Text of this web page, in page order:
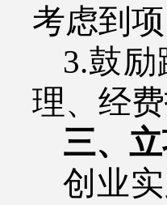
考虑到
3.鼓励
理、经
三、
创业